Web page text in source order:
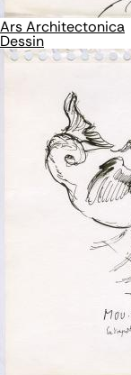
Ars Architectonica
Dessin